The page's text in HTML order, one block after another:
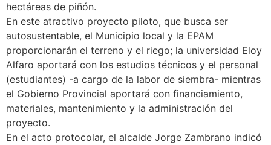
hectáreas de piñón.
En este atractivo proyecto piloto, que busca ser
autosustentable, el Municipio local y la EPAM
proporcionarán el terreno y el riego; la universidad Eloy
Alfaro aportará con los estudios técnicos y el personal
(estudiantes) -a cargo de la labor de siembra- mientras
el Gobierno Provincial aportará con financiamiento,
materiales, mantenimiento y la administración del
proyecto.
En el acto protocolar, el alcalde Jorge Zambrano indicó